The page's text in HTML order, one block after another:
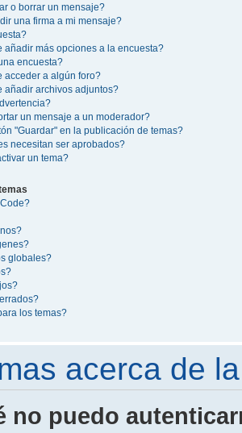
o borrar un mensaje?
una firma a mi mensaje?
añadir más opciones a la encuesta?
encuesta?
acceder a algún foro?
añadir archivos adjuntos?
un mensaje a un moderador?
"Guardar" en la publicación de temas?
necesitan ser aprobados?
un tema?
globales?
los temas?
acerca de
no puedo